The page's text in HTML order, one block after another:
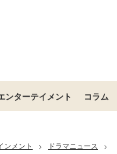
ンターテイメント コラム
ンメント > ドラマニュース >